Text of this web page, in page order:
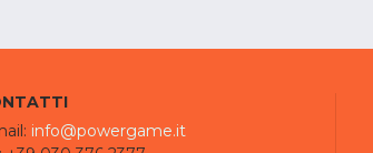
info@powergame.it